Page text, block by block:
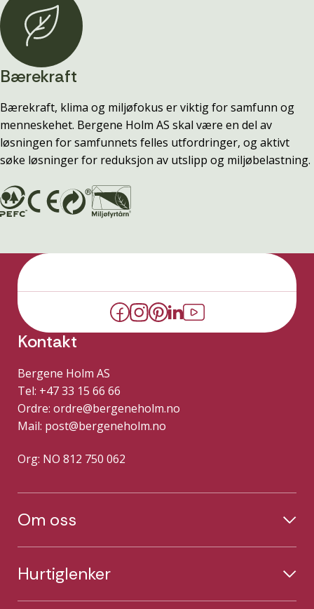
Bærekraft
Bærekraft, klima og miljøfokus er viktig for samfunn og
menneskehet. Bergene Holm AS skal være en del av
løsningen for samfunnets felles utfordringer, og aktivt
søke løsninger for reduksjon av utslipp og miljøbelastning.
Kontakt
Bergene Holm AS
Tel: +47 33 15 66 66
Ordre: ordre@bergeneholm.no
Mail: post@bergeneholm.no
Org: NO 812 750 062
Om oss
Hurtiglenker